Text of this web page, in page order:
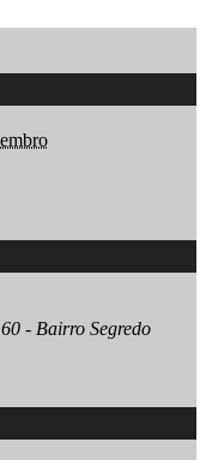
- Bairro Segredo